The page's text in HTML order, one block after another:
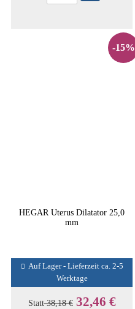
-15%
HEGAR Uterus Dilatator 25,0
mm
Auf Lager - Lieferzeit ca. 2-5
Werktage
Statt38,18 € 32,46 €